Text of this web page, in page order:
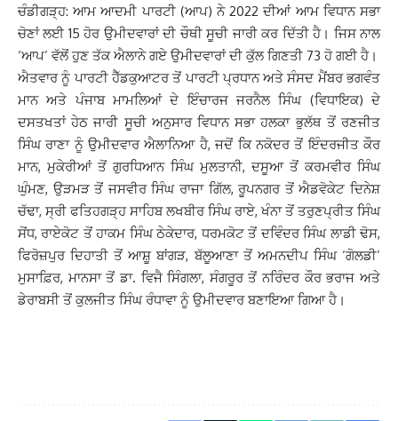
ਚੰਡੀਗੜ੍ਹ: ਆਮ ਆਦਮੀ ਪਾਰਟੀ (ਆਪ) ਨੇ 2022 ਦੀਆਂ ਆਮ ਵਿਧਾਨ ਸਭਾ
ਚੋਣਾਂ ਲਈ 15 ਹੋਰ ਉਮੀਦਵਾਰਾਂ ਦੀ ਚੌਥੀ ਸੂਚੀ ਜਾਰੀ ਕਰ ਦਿੱਤੀ ਹੈ। ਜਿਸ ਨਾਲ
‘ਆਪ’ ਵੱਲੋਂ ਹੁਣ ਤੱਕ ਐਲਾਨੇ ਗਏ ਉਮੀਦਵਾਰਾਂ ਦੀ ਕੁੱਲ ਗਿਣਤੀ 73 ਹੋ ਗਈ ਹੈ।
ਐਤਵਾਰ ਨੂੰ ਪਾਰਟੀ ਹੈੱਡਕੁਆਟਰ ਤੋਂ ਪਾਰਟੀ ਪ੍ਰਧਾਨ ਅਤੇ ਸੰਸਦ ਮੈਂਬਰ ਭਗਵੰਤ
ਮਾਨ ਅਤੇ ਪੰਜਾਬ ਮਾਮਲਿਆਂ ਦੇ ਇੰਚਾਰਜ ਜਰਨੈਲ ਸਿੰਘ (ਵਿਧਾਇਕ) ਦੇ
ਦਸਤਖਤਾਂ ਹੇਠ ਜਾਰੀ ਸੂਚੀ ਅਨੁਸਾਰ ਵਿਧਾਨ ਸਭਾ ਹਲਕਾ ਭੁਲੱਥ ਤੋਂ ਰਣਜੀਤ
ਸਿੰਘ ਰਾਣਾ ਨੂੰ ਉਮੀਦਵਾਰ ਐਲਾਨਿਆ ਹੈ, ਜਦੋਂ ਕਿ ਨਕੋਦਰ ਤੋਂ ਇੰਦਰਜੀਤ ਕੌਰ
ਮਾਨ, ਮੁਕੇਰੀਆਂ ਤੋਂ ਗੁਰਧਿਆਨ ਸਿੰਘ ਮੁਲਤਾਨੀ, ਦਸੂਆ ਤੋਂ ਕਰਮਵੀਰ ਸਿੰਘ
ਘੁੰਮਣ, ਉੜਮੜ ਤੋਂ ਜਸਵੀਰ ਸਿੰਘ ਰਾਜਾ ਗਿੱਲ, ਰੂਪਨਗਰ ਤੋਂ ਐਡਵੋਕੇਟ ਦਿਨੇਸ਼
ਚੱਢਾ, ਸ੍ਰੀ ਫਤਿਹਗੜ੍ਹ ਸਾਹਿਬ ਲਖਬੀਰ ਸਿੰਘ ਰਾਏ, ਖੰਨਾ ਤੋਂ ਤਰੁਣਪ੍ਰੀਤ ਸਿੰਘ
ਸੋਂਧ, ਰਾਏਕੋਟ ਤੋਂ ਹਾਕਮ ਸਿੰਘ ਠੇਕੇਦਾਰ, ਧਰਮਕੋਟ ਤੋਂ ਦਵਿੰਦਰ ਸਿੰਘ ਲਾਡੀ ਢੋਸ,
ਫਿਰੋਜ਼ਪੁਰ ਦਿਹਾਤੀ ਤੋਂ ਆਸ਼ੂ ਬਾਂਗੜ, ਬੱਲੂਆਣਾ ਤੋਂ ਅਮਨਦੀਪ ਸਿੰਘ ‘ਗੋਲਡੀ’
ਮੁਸਾਫ਼ਿਰ, ਮਾਨਸਾ ਤੋਂ ਡਾ. ਵਿਜੈ ਸਿੰਗਲਾ, ਸੰਗਰੂਰ ਤੋਂ ਨਰਿੰਦਰ ਕੌਰ ਭਰਾਜ ਅਤੇ
ਡੇਰਾਬਸੀ ਤੋਂ ਕੁਲਜੀਤ ਸਿੰਘ ਰੰਧਾਵਾ ਨੂੰ ਉਮੀਦਵਾਰ ਬਣਾਇਆ ਗਿਆ ਹੈ।